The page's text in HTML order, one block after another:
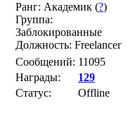
Ранг: Академик (?)
Группа:
Заблокированные
Должность: Freelancer
Сообщений: 11095
Награды:
129
Статус:
Offline